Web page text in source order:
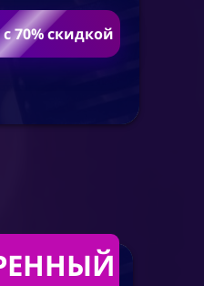
70% скидкой